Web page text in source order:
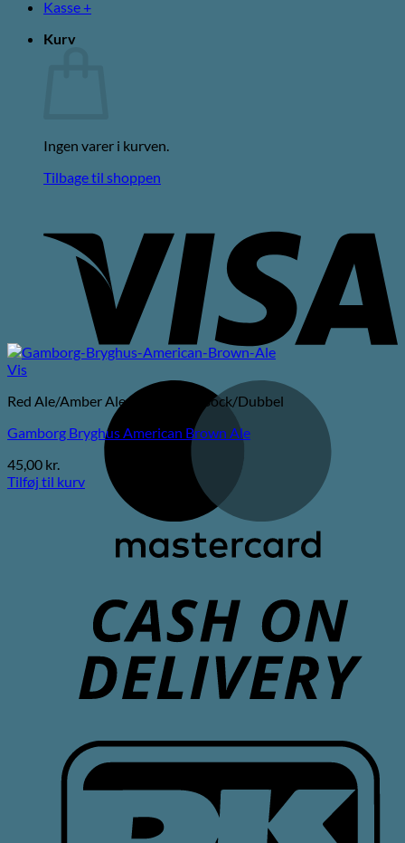
Kasse +
Kurv
Ingen varer i kurven.
Tilbage til shoppen
Vis
Red Ale/Amber Ale/Brown Ale/Bock/Dubbel
Gamborg Bryghus American Brown Ale
45,00 kr.
Tilføj til kurv